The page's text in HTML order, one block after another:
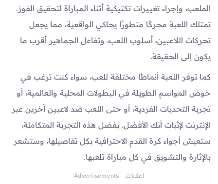
الملعب، وإجراء تغييرات تكتيكية أثناء المباراة لتحقيق الفوز.
تمتلك اللعبة محركًا متطورًا يحاكي الواقعية، مما يجعل
تحركات اللاعبين، أسلوب اللعب، وتفاعل الجماهير أقرب ما
يكون إلى الحقيقة.
كما توفر اللعبة أنماطًا مختلفة للعب، سواء كنت ترغب في
خوض المواسم الطويلة في البطولات المحلية والعالمية، أو
تجربة التحديات الفردية، أو حتى اللعب ضد لاعبين آخرين عبر
الإنترنت لإثبات أنك الأفضل. بفضل هذه التجربة المتكاملة،
ستعيش أجواء كرة القدم الاحترافية بكل تفاصيلها، وستشعر
بالإثارة والتشويق في كل مباراة تلعبها.
اعلانات - Advertisements